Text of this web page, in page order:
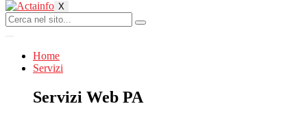
X
Home
Servizi
Servizi Web PA